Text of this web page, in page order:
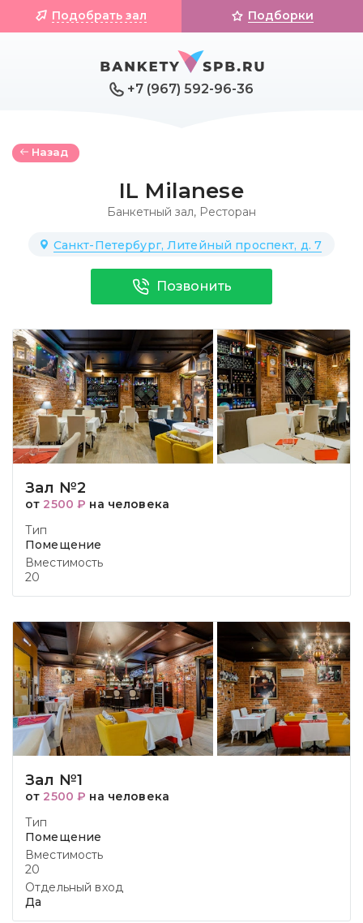
+7 (967) 592-96-36
Подобрать зал Подборки
Назад
IL Milanese
Банкетный зал, Ресторан
Санкт-Петербург, Литейный проспект, д. 7
Позвонить
Зал №2
от 2500 ₽ на человека
Тип
Помещение
Вместимость
20
Зал №1
от 2500 ₽ на человека
Тип
Помещение
Вместимость
20
Отдельный вход
Да